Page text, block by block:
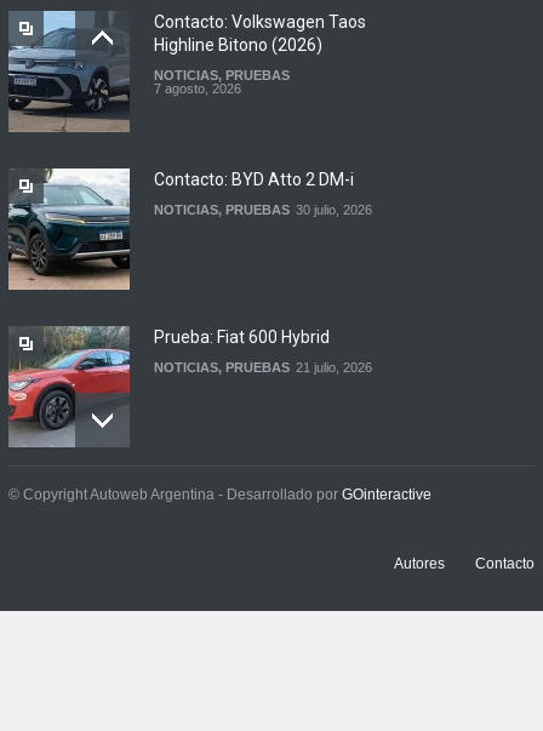
7 agosto, 2026
Argentina y Ecuador
Contacto: Volkswagen Taos
Highline Bitono (2026)
NOTICIAS, PRUEBAS
7 agosto, 2026
Contacto: BYD Atto 2 DM-i
NOTICIAS, PRUEBAS 30 julio, 2026
Prueba: Fiat 600 Hybrid
NOTICIAS, PRUEBAS 21 julio, 2026
Prueba: BYD Song Pro GS
© Copyright Autoweb Argentina - Desarrollado por GOinteractive
Autores Contacto